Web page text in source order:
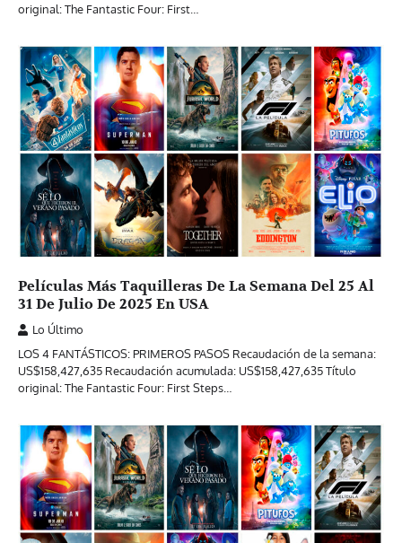
original: The Fantastic Four: First…
Películas Más Taquilleras De La Semana Del 25 Al
31 De Julio De 2025 En USA
Lo Último
LOS 4 FANTÁSTICOS: PRIMEROS PASOS Recaudación de la semana:
US$158,427,635 Recaudación acumulada: US$158,427,635 Título
original: The Fantastic Four: First Steps…